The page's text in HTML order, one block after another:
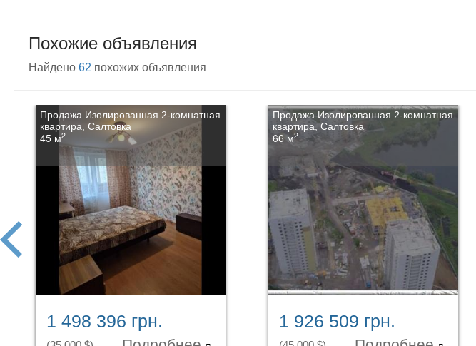
Похожие объявления
Найдено 62 похожих объявления
Продажа Изолированная 2-комнатная
квартира, Салтовка
45 м2
1 498 396 грн.
Продажа Изолированная 2-комнатная
квартира, Салтовка
66 м2
1 926 509 грн.
prev